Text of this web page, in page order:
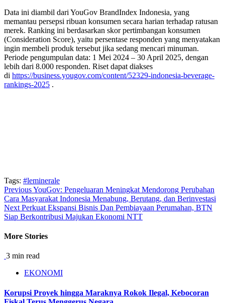
Data ini diambil dari YouGov BrandIndex Indonesia, yang
memantau persepsi ribuan konsumen secara harian terhadap ratusan
merek. Ranking ini berdasarkan skor pertimbangan konsumen
(Consideration Score), yaitu persentase responden yang menyatakan
ingin membeli produk tersebut jika sedang mencari minuman.
Periode pengumpulan data: 1 Mei 2024 – 30 April 2025, dengan
lebih dari 8.000 responden. Riset dapat diakses
di https://business.yougov.com/content/52329-indonesia-beverage-
rankings-2025 .
Tags: #leminerale
Continue
Reading
PreviousYouGov: Pengeluaran Meningkat Mendorong Perubahan
Cara Masyarakat Indonesia Menabung, Berutang, dan Berinvestasi
Next Perkuat Ekspansi Bisnis Dan Pembiayaan Perumahan, BTN
Siap Berkontribusi Majukan Ekonomi NTT
More Stories
3 min read
EKONOMI
Korupsi Proyek hingga Maraknya Rokok Ilegal, Kebocoran